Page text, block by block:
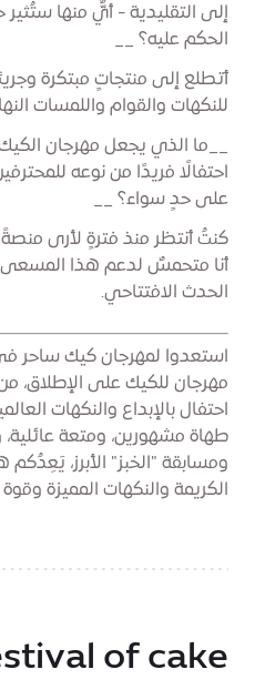
إلى التقليدية - أيٌّ منها
الحكم عليه؟ __
أتطلع إلى منتجاتٍ مبتكرة
للنكهات والقوام واللمسات
__ما الذي يجعل مهرجان
احتفالًا فريدًا من نوعه
على حدٍ سواء؟ __
كنتُ أنتظر منذ فترةٍ لأرى
أنا متحمسٌ لدعم هذا
الحدث الافتتاحي.
استعدوا لمهرجان كيك ساحر
احتفال بالإبداع والنكهات
طهاة مشهورين، ومتعة
ومسابقة "الخبز" الأبرز،
الكريمة والنكهات المميزة
of cake